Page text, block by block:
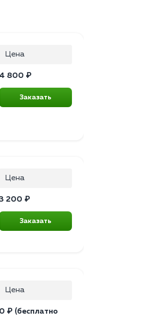
Цена
4 800 ₽
Заказать
Цена
200 ₽
Заказать
Цена
0 ₽ (бесплатно